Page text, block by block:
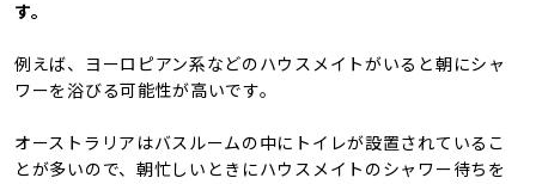
す。
例えば、ヨーロピアン系などのハウスメイトがいると朝にシャ
ワーを浴びる可能性が高いです。
オーストラリアはバスルームの中にトイレが設置されているこ
とが多いので、朝忙しいときにハウスメイトのシャワー待ちを